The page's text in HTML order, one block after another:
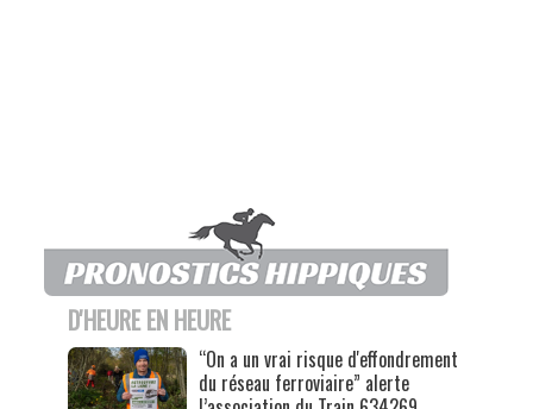
D'HEURE EN HEURE
“On a un vrai risque d'effondrement
du réseau ferroviaire” alerte